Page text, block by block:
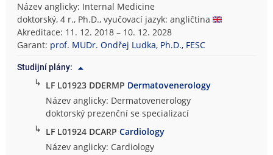
Název anglicky: Internal Medicine
doktorský, 4 r., Ph.D., vyučovací jazyk: angličtina
Akreditace: 11. 12. 2018 – 10. 12. 2028
Garant: prof. MUDr. Ondřej Ludka, Ph.D., FESC
Studijní plány:
↳ LF L01923 DDERMP Dermatovenerology
Název anglicky: Dermatovenerology
doktorský prezenční se specializací
↳ LF L01924 DCARPCardiology
Název anglicky: Cardiology